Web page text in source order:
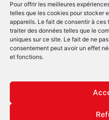
Pour offrir les meilleures
telles que les cookies pour stocker
appareils. Le fait de consentir à
traiter des données telles que le
uniques sur ce site. Le fait de ne
consentement peut avoir un effet
et fonctions.